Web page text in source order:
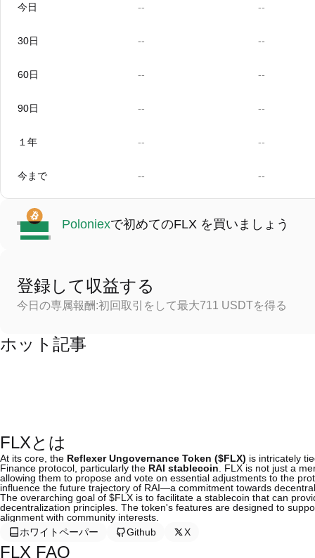
今日 -- --
30日 -- --
60日 -- --
90日 -- --
１年 -- --
今まで -- --
Poloniexで初めてのFLX を買いましょう
登録して収益する
今日の専属報酬:初回取引をして最大711 USDTを得る
ホット記事
FLXとは
At its core, the Reflexer Ungovernance Token ($FLX) is intricately
Finance protocol, particularly the RAI stablecoin . FLX is not just a
allowing them to propose and vote on essential adjustments to the
influence the future trajectory of RAI—a commitment towards
The overarching goal of $FLX is to facilitate a stablecoin that can
decentralization principles. The token's features are designed to
alignment with community interests.
ホワイトペーパー
Github X
FLX FAQ